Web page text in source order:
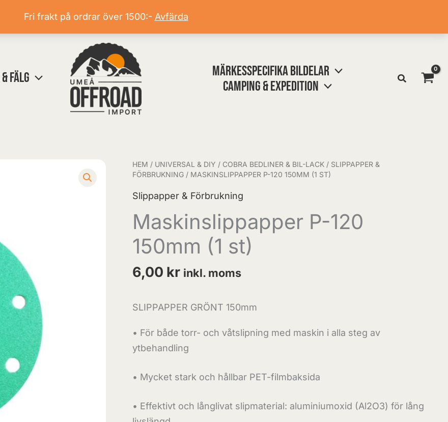
Fri frakt på ordrar över 1500:- Avfärda
FÄLG
MÄRKESSPECIFIKA BILDELAR
CAMPING & EXPEDITION
HEM / UNIVERSAL & DIY / COBRA BEDLINER & BIL-LACK / SLIPPAPPER &
FÖRBRUKNING / MASKINSLIPPAPPER P-120 150MM (1 ST)
Slippapper & Förbrukning
Maskinslippapper P-120
150mm (1 st)
6,00 kr inkl. moms
SLIPPAPPER GRÖNT 150mm
• För både torr- och våtslipning med maskin i alla steg av
ytbehandling
• Mycket stark och hållbar PET-filmbaksida
• Effektivt och långlivat slipmaterial: aluminiumoxid (Al2O3) för lång
Maskinslippapper
120
150mm
(1
st)